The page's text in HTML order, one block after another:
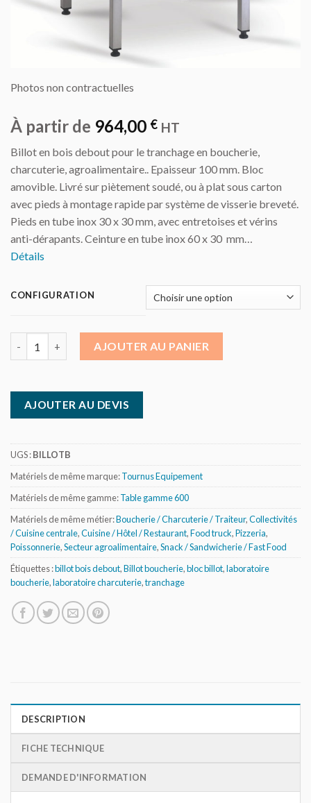
Photos non contractuelles
À partir de 964,00 € HT
Billot en bois debout pour le tranchage en boucherie,
charcuterie, agroalimentaire.. Epaisseur 100 mm. Bloc
amovible. Livré sur piètement soudé, ou à plat sous carton
avec pieds à montage rapide par système de visserie breveté.
Pieds en tube inox 30 x 30 mm, avec entretoises et vérins
anti-dérapants. Ceinture en tube inox 60 x 30 mm…
Détails
CONFIGURATION
AJOUTER AU PANIER
AJOUTER AU DEVIS
UGS :BILLOTB
Matériels de même marque:Tournus Equipement
Matériels de même gamme:Table gamme 600
Matériels de même métier:Boucherie / Charcuterie / Traiteur,Collectivités
/ Cuisine centrale,Cuisine / Hôtel / Restaurant,Food truck,Pizzeria,
Poissonnerie,Secteur agroalimentaire,Snack / Sandwicherie / Fast Food
Étiquettes :billot bois debout,Billot boucherie,bloc billot,laboratoire
boucherie,laboratoire charcuterie,tranchage
DESCRIPTION
FICHE TECHNIQUE
DEMANDE D'INFORMATION